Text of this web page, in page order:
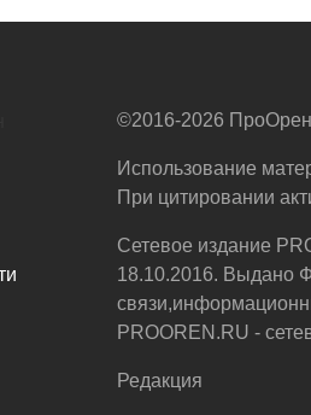
©2016-2026
Использование
При цитировании
Сетевое издание
18.10.2016. Выдано
PROOREN.RU -
Редакция